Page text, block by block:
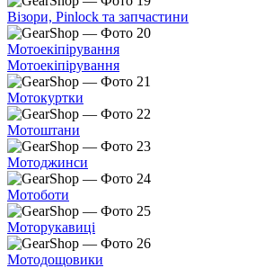
Візори, Pinlock та запчастини
Мотоекіпірування
Мотоекіпірування
Мотокуртки
Мотоштани
Мотоджинси
Мотоботи
Моторукавиці
Мотодощовики